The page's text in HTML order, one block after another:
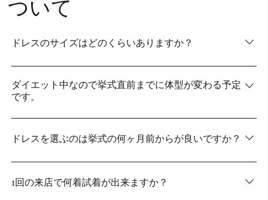
ついて
ドレスのサイズはどのくらいありますか？
3号～31号まで豊富なサイズを取り揃えております。
ダイエット中なので挙式直前までに体型が変わる予定
です。
お体のサイズが変わっても大丈夫。挙式のぎりぎりでサ
イズの確認をします。
ドレスを選ぶのは挙式の何ヶ月前からが良いですか？
基本的には6か月前からご案内させて頂いております。
ぎりぎりでも1ヶ月前まで対応可能です。
1回の来店で何着試着が出来ますか？